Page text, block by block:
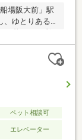
場阪大前」駅
、ゆとりある
き、陽当り・
の広々空間。
ーに配慮され
廊下収納な
の周辺環
再開発で美し
ペットとの飼
ペット相談可
エレベーター